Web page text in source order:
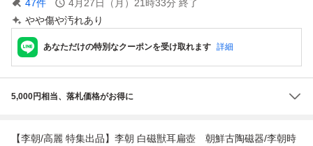
47件 4月27日（月）21時33分 終了
やや傷や汚れあり
あなただけの特別なクーポンを受け取れます 詳細
5,000円相当、落札価格がお得に
【李朝/高麗 特集出品】李朝 白磁獣耳扁壺 朝鮮古陶磁器/李朝時